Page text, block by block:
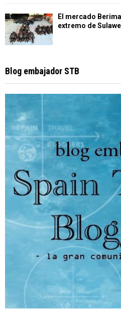
El mercado
extremo de
Blog embajador STB